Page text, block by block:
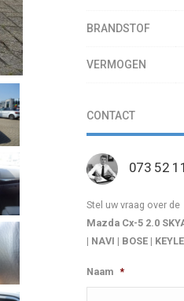
BRANDSTOF
VERMOGEN
CONTACT
073 52
Stel uw vraag over de
Mazda Cx-5 2.0
| NAVI | BOSE |
Naam *